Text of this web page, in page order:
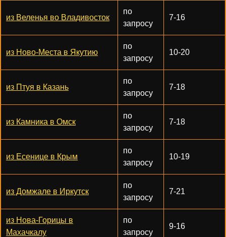
из Веленья во Владивосток
по
запросу
7-16
из Ново-Места в Якутию
по
запросу
10-20
из Птуя в Казань
по
запросу
7-18
из Камника в Омск
по
запросу
7-18
из Есенице в Крым
по
запросу
10-19
из Домжале в Иркутск
по
запросу
7-21
из Нова-Горицы в
Махачкалу
по
запросу
9-16